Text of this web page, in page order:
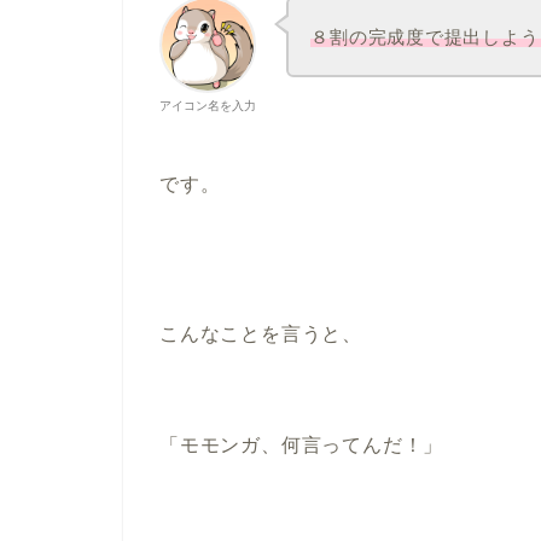
アイコン名を入力
８割の完成度で提出しよ
です。
こんなことを言うと、
「モモンガ、何言ってんだ！」